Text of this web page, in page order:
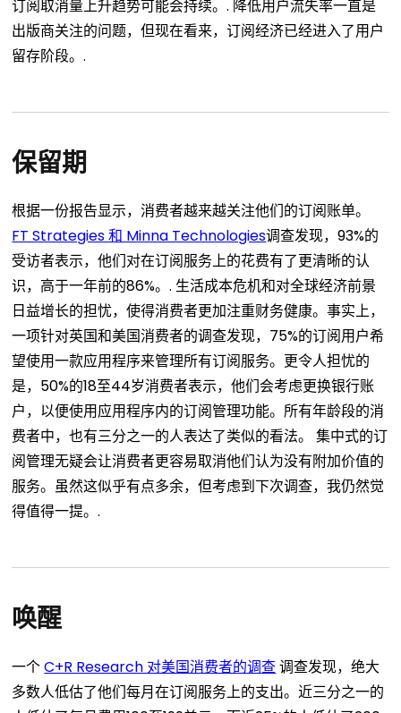
订阅取消量上升趋势可能会持续。. 降低用户流失率一直是
出版商关注的问题，但现在看来，订阅经济已经进入了用户
留存阶段。.
保留期
根据一份报告显示，消费者越来越关注他们的订阅账单。
FT Strategies 和 Minna Technologies调查发现，93%的
受访者表示，他们对在订阅服务上的花费有了更清晰的认
识，高于一年前的86%。. 生活成本危机和对全球经济前景
日益增长的担忧，使得消费者更加注重财务健康。事实上，
一项针对英国和美国消费者的调查发现，75%的订阅用户希
望使用一款应用程序来管理所有订阅服务。更令人担忧的
是，50%的18至44岁消费者表示，他们会考虑更换银行账
户，以便使用应用程序内的订阅管理功能。所有年龄段的消
费者中，也有三分之一的人表达了类似的看法。
集中式的订
阅管理无疑会让消费者更容易取消他们认为没有附加价值的
服务。虽然这似乎有点多余，但考虑到下次调查，我仍然觉
得值得一提。.
唤醒
一个C+R Research 对美国消费者的调查调查发现，绝大
多数人低估了他们每月在订阅服务上的支出。近三分之一的